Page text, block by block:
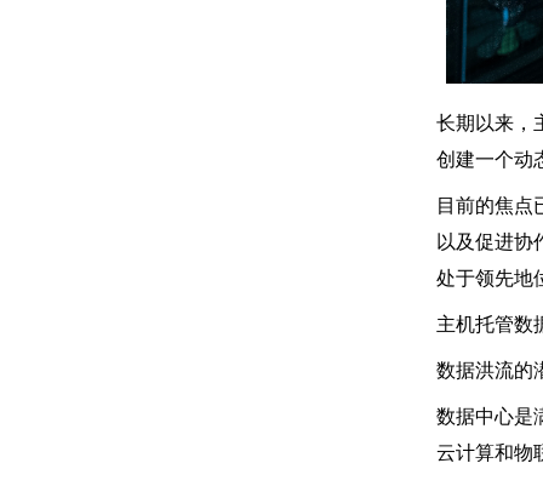
长期以来，
创建一个动
目前的焦点
以及促进协
处于领先地
主机托管数
数据洪流的
数据中心是
云计算和物